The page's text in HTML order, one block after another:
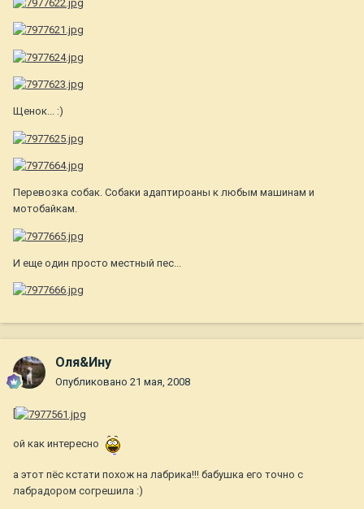
Щенок... :)
Перевозка собак. Собаки адаптироаны к любым машинам и
мотобайкам.
И еще один просто местный пес...
Оля&Ину
Опубликовано 21 мая, 2008
ой как интересно
а этот пёс кстати похож на лабрика!!! бабушка его точно с
лабрадором согрешила :)